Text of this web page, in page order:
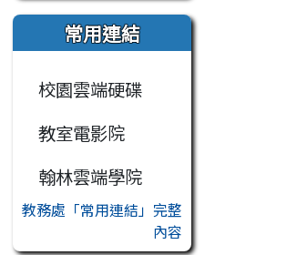
常用連結
校園雲端硬碟
教室電影院
翰林雲端學院
教務處「常用連結」完整
內容